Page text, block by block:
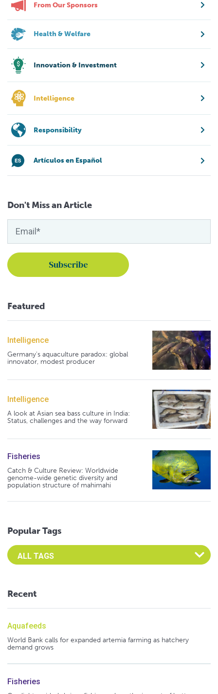
From Our Sponsors
Health & Welfare
Innovation & Investment
Intelligence
Responsibility
Artículos en Español
Don't Miss an Article
Featured
Intelligence
Germany's aquaculture paradox: global
innovator, modest producer
Intelligence
A look at Asian sea bass culture in India:
Status, challenges and the way forward
Fisheries
Catch & Culture Review: Worldwide
genome-wide genetic diversity and
population structure of mahimahi
Popular Tags
Select an Advocate Tag to view it's posts
Recent
Aquafeeds
World Bank calls for expanded artemia farming as hatchery
demand grows
Fisheries